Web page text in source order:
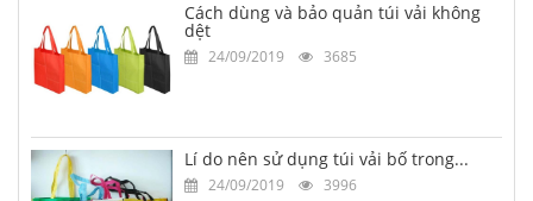
Cách dùng và bảo quản túi vải không
dệt
24/09/2019 3685
Lí do nên sử dụng túi vải bố trong...
24/09/2019 3996